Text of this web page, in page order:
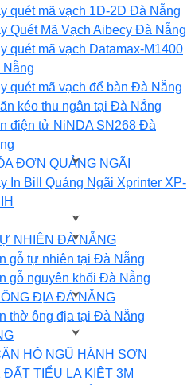
quét mã vạch 1D-2D Đà Nẵng
Quét Mã Vạch Aibecy Đà Nẵng
quét mã vạch Datamax-M1400
quét mã vạch để bàn Đà Nẵng
kéo thu ngân tại Đà Nẵng
điện tử NiNDA SN268 Đà
ĐƠN QUẢNG NGÃI
In Bill Quảng Ngãi Xprinter XP-
NHIÊN ĐÀ NẴNG
gỗ tự nhiên tại Đà Nẵng
gỗ nguyên khối Đà Nẵng
ĐỊA ĐÀ NẴNG
thờ ông địa tại Đà Nẵng
HỘ NGŨ HÀNH SƠN
ĐẤT TIỂU LA KIỆT 3M